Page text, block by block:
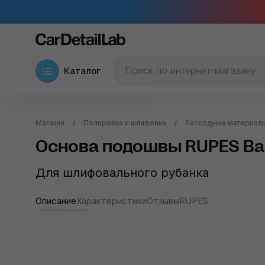
Каталог
Магазин Полировка и шлифовка Расходные
Основа подошвы RUPES
Для шлифовального рубанка
ОписаниеХарактеристикиОтзывыRUPES